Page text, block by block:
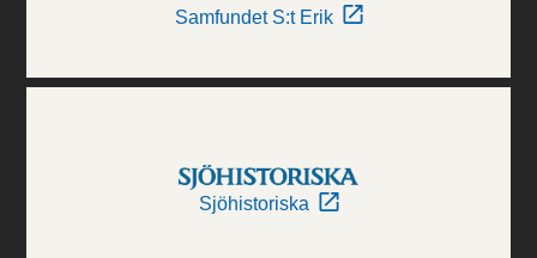
Samfundet S:t Erik
Sjöhistoriska